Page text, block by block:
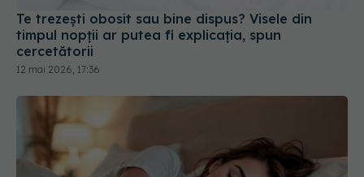
Te trezești obosit sau bine dispus? Visele din
timpul nopții ar putea fi explicația, spun
cercetătorii
12 mai 2026, 17:36